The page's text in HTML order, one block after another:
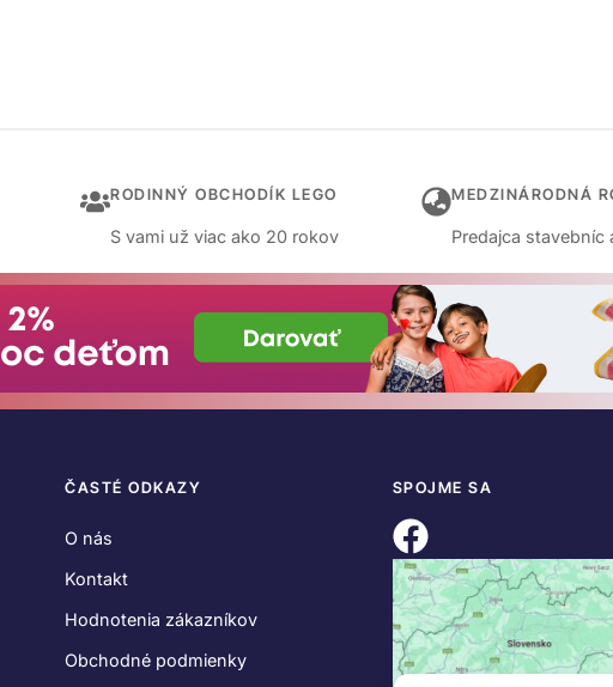
RODINNÝ OBCHODÍK LEGO
S vami už viac ako 20 rokov
MEDZINÁRODNÁ
Predajca stavebníc
ČASTÉ ODKAZY
O nás
Kontakt
Hodnotenia zákazníkov
Obchodné podmienky
SPOJME SA